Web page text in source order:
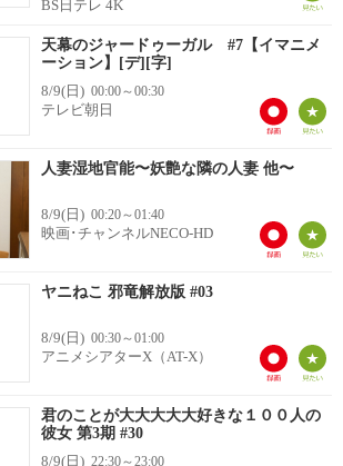
BS日テレ 4K
天幕のジャードゥーガル #7【イマニメ
ーション】[デ][字]
8/9(日) 00:00～00:30
テレビ朝日
人妻湿地官能〜妖艶な隣の人妻 他〜
8/9(日) 00:20～01:40
映画･チャンネルNECO-HD
ヤニねこ 邪竜解放版 #03
8/9(日) 00:30～01:00
アニメシアターX（AT-X）
君のことが大大大大大好きな１００人の
彼女 第3期 #30
8/9(日) 22:30～23:00